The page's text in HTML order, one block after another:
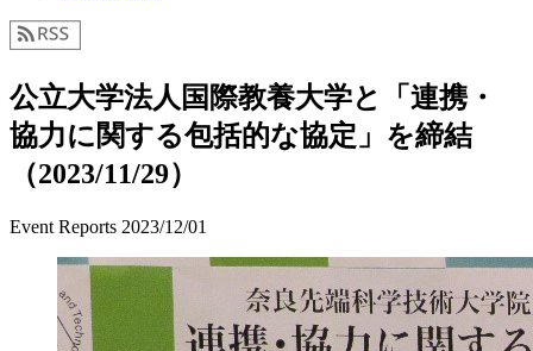
公立大学法人国際教養大学と「連携・
協力に関する包括的な協定」を締結
（2023/11/29）
Event Reports 2023/12/01